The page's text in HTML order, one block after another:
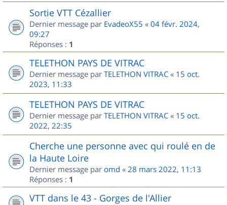
Sortie VTT Cézallier
Dernier message par EvadeoX55 « 04 févr. 2024,
09:27
Réponses : 1
TELETHON PAYS DE VITRAC
Dernier message par TELETHON VITRAC « 15 oct.
2023, 11:33
TELETHON PAYS DE VITRAC
Dernier message par TELETHON VITRAC « 15 oct.
2022, 22:35
Cherche une personne avec qui roulé en de
la Haute Loire
Dernier message par omd « 28 mars 2022, 11:13
Réponses : 1
VTT dans le 43 - Gorges de l'Allier